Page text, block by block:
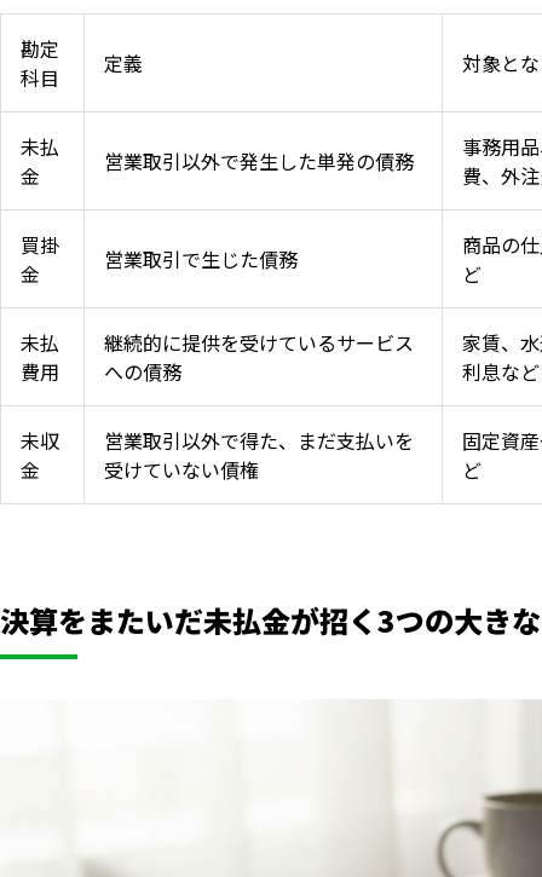
勘定
科目
定義 対象と
未払
金
営業取引以外で発生した単発の債務
事務用
費、外
買掛
金
営業取引で生じた債務
商品の
ど
未払
費用
継続的に提供を受けているサービス
への債務
家賃、
利息など
未収
金
営業取引以外で得た、まだ支払いを
受けていない債権
固定資
ど
決算をまたいだ未払金が招く3つの大き